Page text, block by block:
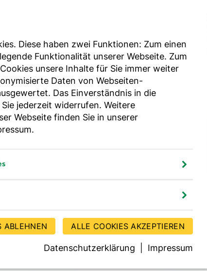
Für die Ernährungsberatung unterstützt
der Ernährungsberatung und -therapie von
Dokumentation der Sitzungen bis hin zum
der Auswertung der Verzehrprotokolle der
für DGExpert 1 ein, da
Diese haben zwei Funktionen: Zum einen
Funktionalität unserer Webseite. Zum
unsere Inhalte für Sie immer weiter
Daten von Webseiten-
Das Einverständnis in die
jederzeit widerrufen. Weitere
Webseite finden Sie in unserer
.
ABLEHNEN ALLE COOKIES AKZEPTIEREN
Datenschutzerklärung Impressum